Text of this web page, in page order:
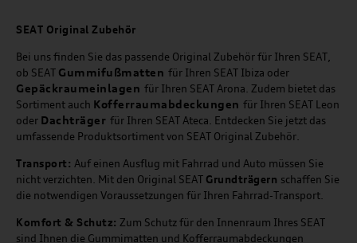
SEAT Original Zubehör
Bei uns finden Sie das passende Original Zubehör für Ihren SEAT,
ob SEAT Gummifußmatten für Ihren SEAT Ibiza oder
Gepäckraumeinlagen für Ihren SEAT Arona. Zudem bietet das
Sortiment auch Kofferraumabdeckungen für Ihren SEAT Leon
oder Dachträger für Ihren SEAT Ateca. Entdecken Sie jetzt das
umfassende Produktsortiment von SEAT Original Zubehör.
Transport: Auf einen Ausflug mit Fahrrad und Auto müssen Sie
nicht verzichten. Mit den Original SEAT Grundträgern schaffen Sie
die notwendigen Voraussetzungen für Ihren Fahrrad-Transport.
Komfort & Schutz: Zum Schutz für den Innenraum Ihres SEAT
sind Ihnen die Gummimatten und Kofferraumabdeckungen